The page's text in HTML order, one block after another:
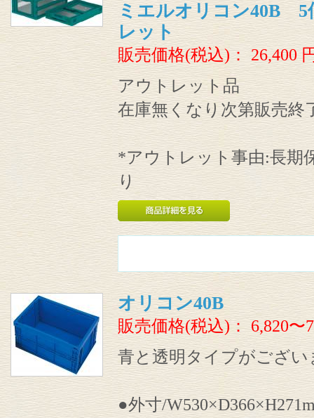
ミエルオリコン40B
レット
販売価格(税込)：26,400
アウトレット品
在庫無くなり次第販売終
*アウトレット事由:長期
り
オリコン40B
販売価格(税込)： 6,820〜
青と透明タイプがござい
●外寸/